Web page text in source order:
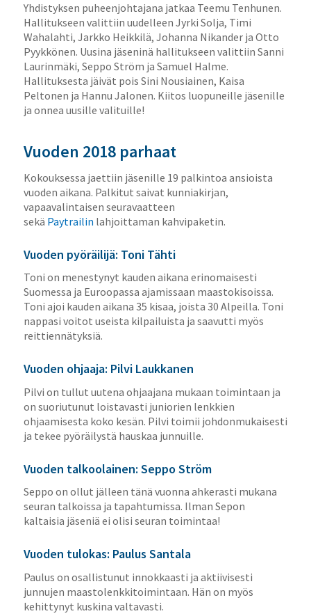
Yhdistyksen puheenjohtajana jatkaa Teemu Tenhunen.
Hallitukseen valittiin uudelleen Jyrki Solja, Timi
Wahalahti, Jarkko Heikkilä, Johanna Nikander ja Otto
Pyykkönen. Uusina jäseninä hallitukseen valittiin Sanni
Laurinmäki, Seppo Ström ja Samuel Halme.
Hallituksesta jäivät pois Sini Nousiainen, Kaisa
Peltonen ja Hannu Jalonen. Kiitos luopuneille jäsenille
ja onnea uusille valituille!
Vuoden 2018 parhaat
Kokouksessa jaettiin jäsenille 19 palkintoa ansioista
vuoden aikana. Palkitut saivat kunniakirjan,
vapaavalintaisen seuravaatteen
sekä Paytrailin lahjoittaman kahvipaketin.
Vuoden pyöräilijä: Toni Tähti
Toni on menestynyt kauden aikana erinomaisesti
Suomessa ja Euroopassa ajamissaan maastokisoissa.
Toni ajoi kauden aikana 35 kisaa, joista 30 Alpeilla. Toni
nappasi voitot useista kilpailuista ja saavutti myös
reittiennätyksiä.
Vuoden ohjaaja: Pilvi Laukkanen
Pilvi on tullut uutena ohjaajana mukaan toimintaan ja
on suoriutunut loistavasti juniorien lenkkien
ohjaamisesta koko kesän. Pilvi toimii johdonmukaisesti
ja tekee pyöräilystä hauskaa junnuille.
Vuoden talkoolainen: Seppo Ström
Seppo on ollut jälleen tänä vuonna ahkerasti mukana
seuran talkoissa ja tapahtumissa. Ilman Sepon
kaltaisia jäseniä ei olisi seuran toimintaa!
Vuoden tulokas: Paulus Santala
Paulus on osallistunut innokkaasti ja aktiivisesti
junnujen maastolenkkitoimintaan. Hän on myös
kehittynyt kuskina valtavasti.